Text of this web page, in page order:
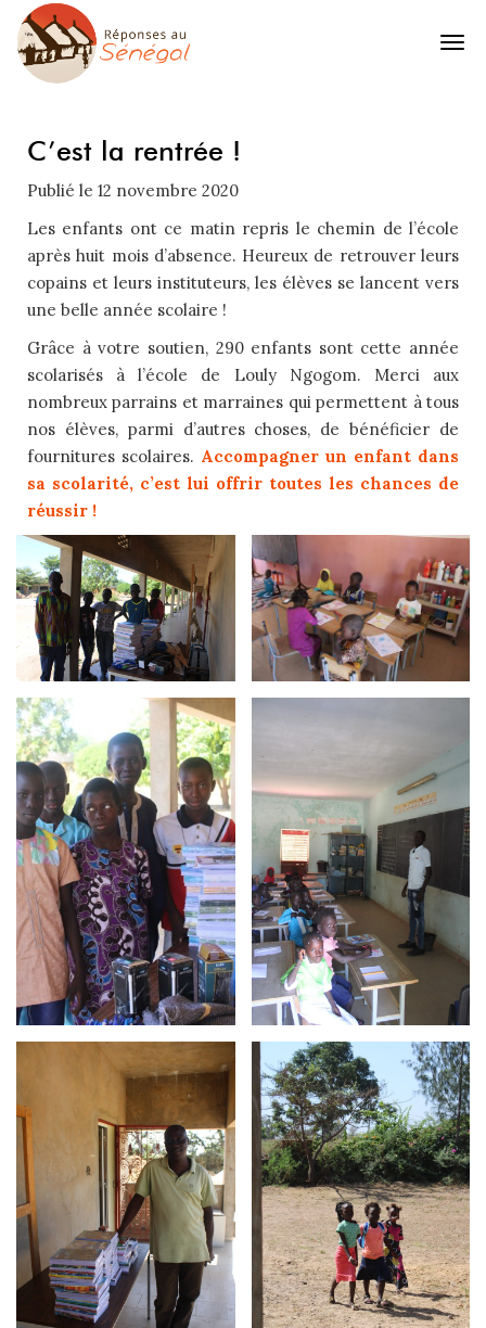
C’est la rentrée !
Publié le 12 novembre 2020
Les enfants ont ce matin repris le chemin de l’école
après huit mois d’absence. Heureux de retrouver leurs
copains et leurs instituteurs, les élèves se lancent vers
une belle année scolaire !
Grâce à votre soutien, 290 enfants sont cette année
scolarisés à l’école de Louly Ngogom. Merci aux
nombreux parrains et marraines qui permettent à tous
nos élèves, parmi d’autres choses, de bénéficier de
fournitures scolaires. Accompagner un enfant dans
sa scolarité, c’est lui offrir toutes les chances de
réussir !